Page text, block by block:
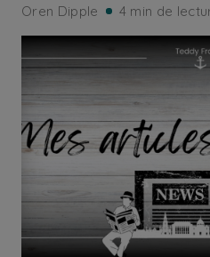
Oren Dipple 4 min de